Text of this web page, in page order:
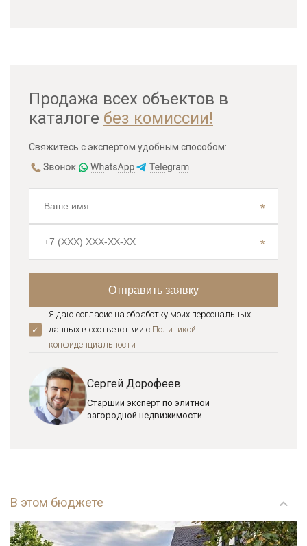
Продажа всех объектов в
каталоге без комиссии!
Свяжитесь с экспертом удобным способом:
Я даю согласие на обработку моих персональных
данных в соответствии с Политикой
конфиденциальноcти
Сергей Дорофеев
Старший эксперт по элитной
загородной недвижимости
В этом бюджете